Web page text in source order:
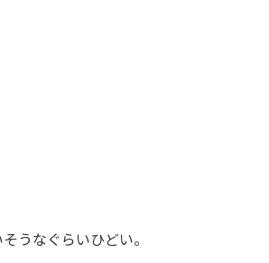
うなぐらいひどい。